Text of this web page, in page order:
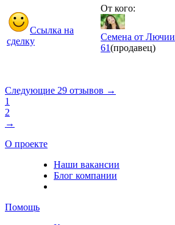
Ссылка на
сделку
От кого:
Семена от Лючии
61(продавец)
Следующие 29 отзывов →
1
2
→
О проекте
Наши вакансии
Блог компании
Помощь